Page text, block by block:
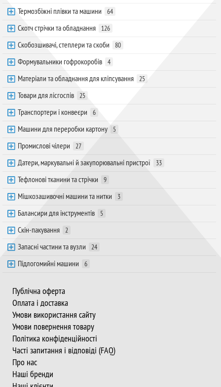
Термозбіжні плівки та машини 64
Скотч стрічки та обладнання 126
Скобозшивачі, степлери та скоби 80
Формувальники гофрокоробів 4
Матеріали та обладнання для кліпсування 25
Товари для лісгоспів 25
Транспортери і конвеєри 6
Машини для переробки картону 5
Промислові чілери 27
Датери, маркувальні й закупорювальні пристрої 33
Тефлонові тканини та стрічки 9
Мішкозашивочні машини та нитки 3
Балансири для інструментів 5
Скін-пакування 2
Запасні частини та вузли 24
Підлогомийні машини 6
Публічна оферта
Оплата і доставка
Умови використання сайту
Умови повернення товару
Політика конфіденційності
Часті запитання і відповіді (FAQ)
Про нас
Наші бренди